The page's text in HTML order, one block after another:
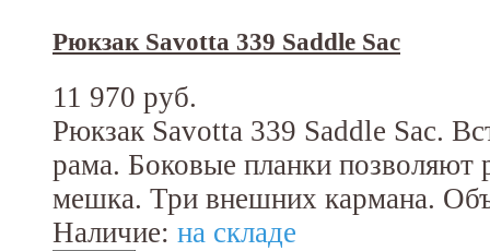
Рюкзак Savotta 339 Saddle Sac
11 970 руб.
Рюкзак Savotta 339 Saddle Sac.
рама. Боковые планки позволяют
мешка. Три внешних кармана.
Наличие: на складе